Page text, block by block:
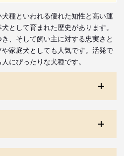
種といわれる優れた知性と高い運
として育まれた歴史があります。
、そして飼い主に対する忠実さと
家庭犬としても人気です。活発で
にぴったりな犬種です。